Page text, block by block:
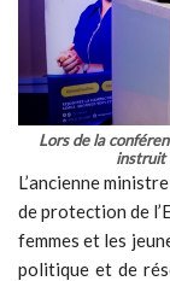
Lors de la
instruit
L’ancienne
de protection de
femmes et les
politique et de